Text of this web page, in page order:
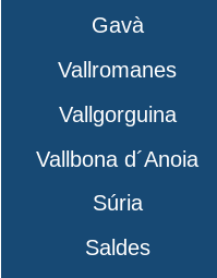
Gavà
Vallromanes
Vallgorguina
Vallbona d´Anoia
Súria
Saldes